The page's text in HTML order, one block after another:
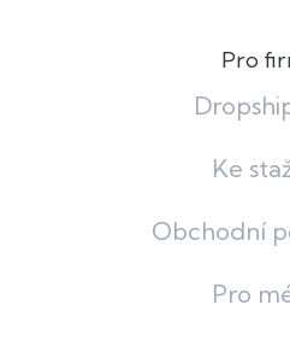
Pro
Ke
Obchodní
Pro